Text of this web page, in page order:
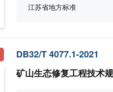
江苏省地方标准
DB32/T 4077.1-2021
矿山生态修复工程技术